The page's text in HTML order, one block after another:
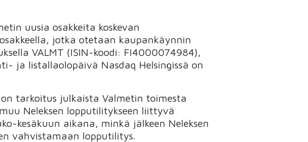
uusia osakkeita koskevan
jotka otetaan kaupankäynnin
VALMT (ISIN-koodi: FI4000074984),
ja listallaolopäivä Nasdaq Helsingissä on
tarkoitus julkaista Valmetin toimesta
Neleksen lopputilitykseen liittyvä
kesäkuun aikana, minkä jälkeen Neleksen
vahvistamaan lopputilitys.